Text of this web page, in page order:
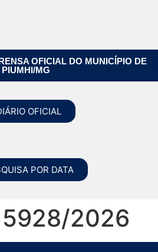
OFICIAL DO MUNICÍPIO DE
PIUMHI/MG
OFICIAL
POR DATA
2026